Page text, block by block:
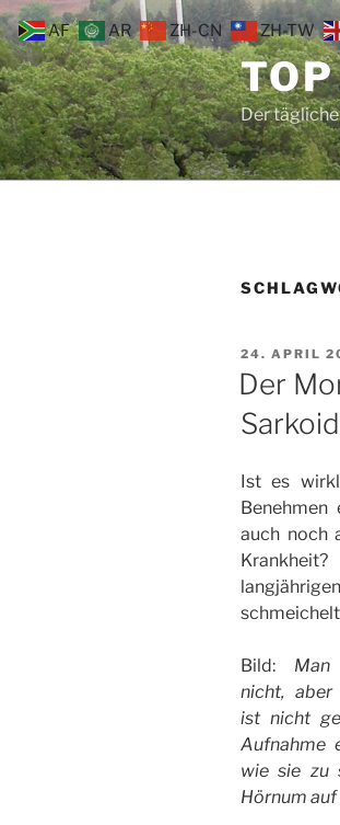
Zum
Inhalt
springen
Der
AM
24. APRIL
Der
Sarkoid
Ist es
Benehmen
auch noch
Bild:
nicht, aber
ist nicht
Aufnahme
wie sie zu
Hörnum auf
AF AR ZH-CN ZH-TW